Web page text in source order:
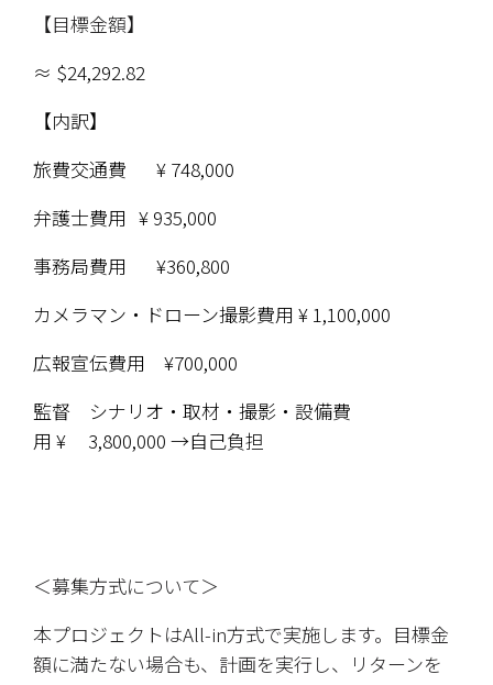
【目標金額】
≈ $24,292.82
【内訳】
旅費交通費	 	¥ 748,000
弁護士費用 	¥ 935,000
カメラマン・ドローン撮影費用 ¥ 1,100,000
広報宣伝費用　¥700,000
監督　シナリオ・取材・撮影・設備費
用 ¥     3,800,000 →自己負担
＜募集方式について＞
本プロジェクトはAll-in方式で実施します。目標金
額に満たない場合も、計画を実行し、リターンを